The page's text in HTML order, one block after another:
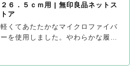
２６．５ｃｍ用 | 無印良品ネットス
トア
軽くてあたたかなマイクロファイバ
ーを使用しました。やわらかな履き